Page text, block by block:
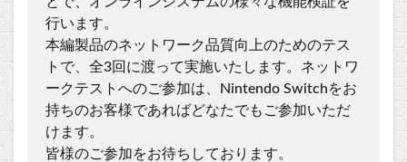
行います。
本編製品のネットワーク品質向上のためのテス
トで、全3回に渡って実施いたします。ネットワ
ークテストへのご参加は、Nintendo Switchをお
持ちのお客様であればどなたでもご参加いただ
けます。
皆様のご参加をお待ちしております。